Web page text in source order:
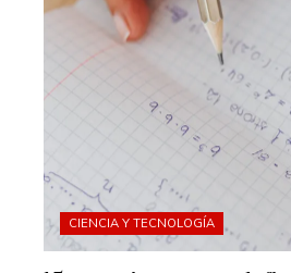
CIENCIA Y TECNOLOGÍA